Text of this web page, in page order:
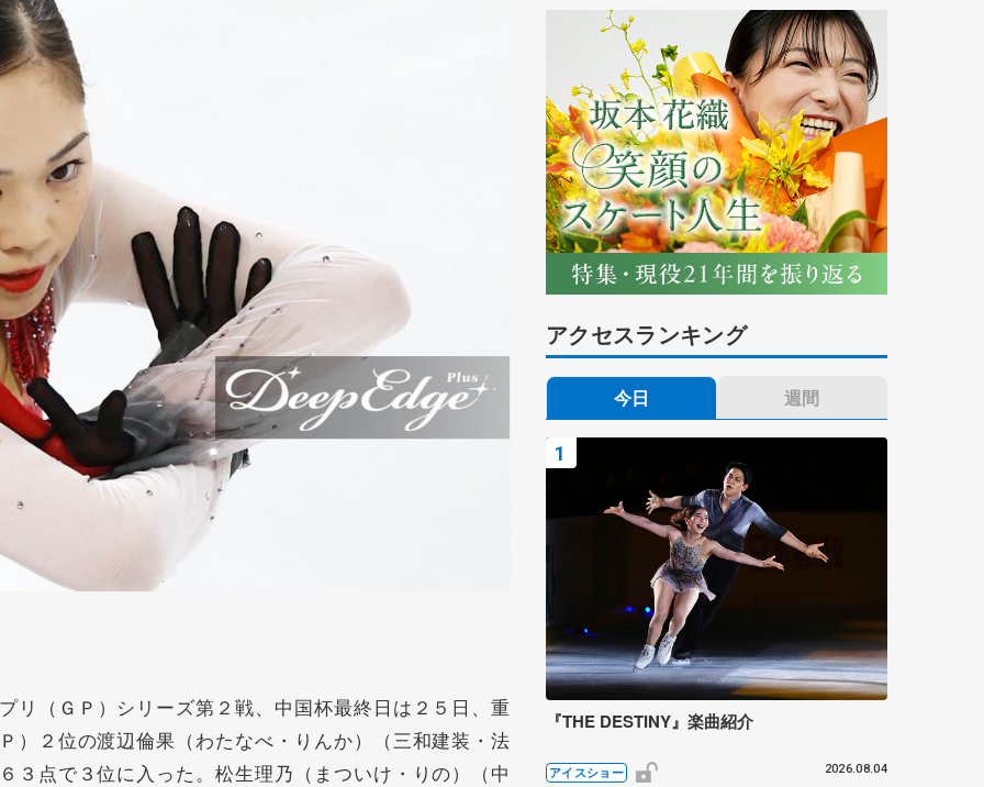
リ（ＧＰ）シリーズ第２戦、中国杯最終日は２５日、重
）２位の渡辺倫果 （わたなべ・りんか）（三和建装・法
３点で３位に入った。松生理乃 （まついけ・りの）（中
アクセスランキング
今日 週間
『THE DESTINY』楽曲紹介
アイスショー 2026.08.04